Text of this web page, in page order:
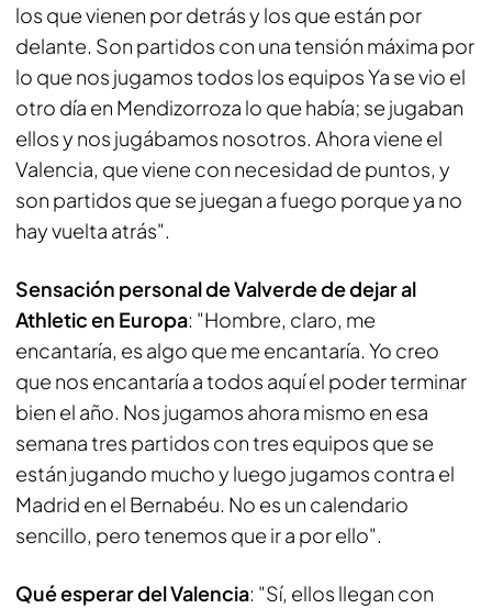
los que vienen por detrás y los que están por
delante. Son partidos con una tensión máxima por
lo que nos jugamos todos los equipos Ya se vio el
otro día en Mendizorroza lo que había; se jugaban
ellos y nos jugábamos nosotros. Ahora viene el
Valencia, que viene con necesidad de puntos, y
son partidos que se juegan a fuego porque ya no
hay vuelta atrás".
Sensación personal de Valverde de dejar al
Athletic en Europa: "Hombre, claro, me
encantaría, es algo que me encantaría. Yo creo
que nos encantaría a todos aquí el poder terminar
bien el año. Nos jugamos ahora mismo en esa
semana tres partidos con tres equipos que se
están jugando mucho y luego jugamos contra el
Madrid en el Bernabéu. No es un calendario
sencillo, pero tenemos que ir a por ello".
Qué esperar del Valencia: "Sí, ellos llegan con